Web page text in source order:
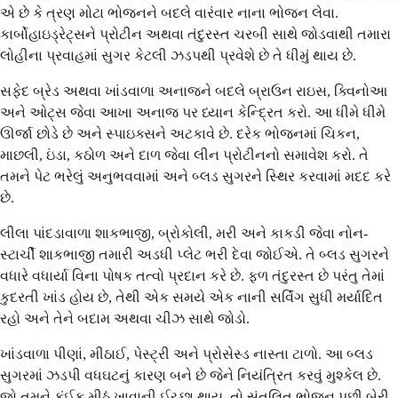
એ છે કે ત્રણ મોટા ભોજનને બદલે વારંવાર નાના ભોજન લેવા.
કાર્બોહાઇડ્રેટ્સને પ્રોટીન અથવા તંદુરસ્ત ચરબી સાથે જોડવાથી તમારા
લોહીના પ્રવાહમાં સુગર કેટલી ઝડપથી પ્રવેશે છે તે ધીમું થાય છે.
સફેદ બ્રેડ અથવા ખાંડવાળા અનાજને બદલે બ્રાઉન રાઇસ, ક્વિનોઆ
અને ઓટ્સ જેવા આખા અનાજ પર ધ્યાન કેન્દ્રિત કરો. આ ધીમે ધીમે
ઊર્જા છોડે છે અને સ્પાઇક્સને અટકાવે છે. દરેક ભોજનમાં ચિકન,
માછલી, ઇંડા, કઠોળ અને દાળ જેવા લીન પ્રોટીનનો સમાવેશ કરો. તે
તમને પેટ ભરેલું અનુભવવામાં અને બ્લડ સુગરને સ્થિર કરવામાં મદદ કરે
છે.
લીલા પાંદડાવાળા શાકભાજી, બ્રોકોલી, મરી અને કાકડી જેવા નોન-
સ્ટાર્ચી શાકભાજી તમારી અડધી પ્લેટ ભરી દેવા જોઈએ. તે બ્લડ સુગરને
વધારે વધાર્યા વિના પોષક તત્વો પ્રદાન કરે છે. ફળ તંદુરસ્ત છે પરંતુ તેમાં
કુદરતી ખાંડ હોય છે, તેથી એક સમયે એક નાની સર્વિંગ સુધી મર્યાદિત
રહો અને તેને બદામ અથવા ચીઝ સાથે જોડો.
ખાંડવાળા પીણાં, મીઠાઈ, પેસ્ટ્રી અને પ્રોસેસ્ડ નાસ્તા ટાળો. આ બ્લડ
સુગરમાં ઝડપી વધઘટનું કારણ બને છે જેને નિયંત્રિત કરવું મુશ્કેલ છે.